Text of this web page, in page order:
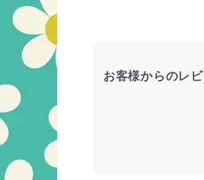
お客様からのレ